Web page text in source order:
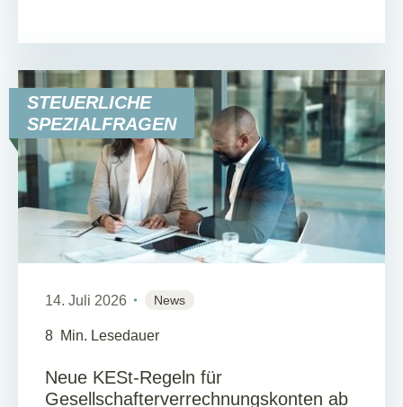
STEUERLICHE
SPEZIALFRAGEN
14. Juli 2026 News
8 Min. Lesedauer
Neue KESt-Regeln für
Gesellschafterverrechnungskonten ab